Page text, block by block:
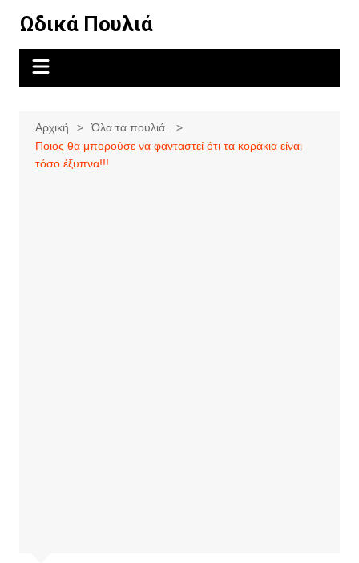
περιεχόμενο
Ωδικά Πουλιά
Αρχική
Όλα τα πουλιά.
Ποιος θα μπορούσε να φανταστεί ότι τα κοράκια είναι
τόσο έξυπνα!!!